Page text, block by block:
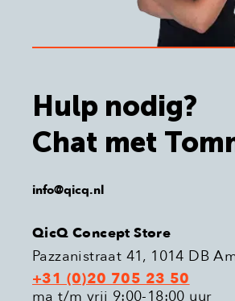
Hulp nodig?
Chat met
info@qicq.nl
QicQ Concept Store
Pazzanistraat 41, 1014 DB
+31 (0)20 705 23 50
ma t/m vrij 9:00-18:00 uur